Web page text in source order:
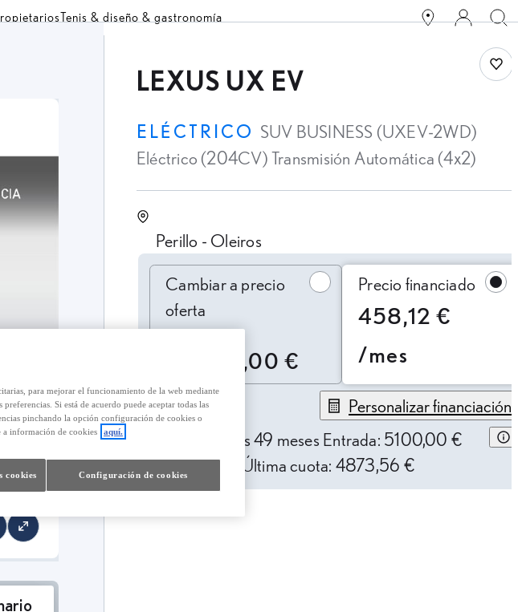
Tenis & diseño & gastronomía
LEXUS UX EV
ELÉCTRICO SUV BUSINESS (UXEV-2WD)
Eléctrico (204CV) Transmisión Automática (4x2)
Perillo - Oleiros
Cambiar a precio oferta
Cambiar a precio
oferta
25.700,00 €
Precio financiado
458,12 €
/mes
Personalizar financiación
458,12 € /mes49 meses Entrada: 5100,00 €
TAE: 10,22%
Última cuota: 4873,56 €
para mejorar el funcionamiento de la web mediante
Si está de acuerdo puede aceptar todas las
pinchando la opción configuración de cookies o
a información de cookies
aquí.
Configuración de cookies
cookies